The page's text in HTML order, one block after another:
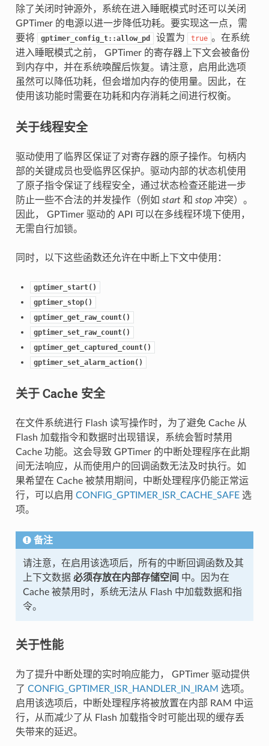
除了关闭时钟源外，系统在进入睡眠模式时还可以关闭
GPTimer 的电源以进一步降低功耗。要实现这一点，需
要将
gptimer_config_t::allow_pd 设置为 true 。在系统
进入睡眠模式之前， GPTimer 的寄存器上下文会被备份
到内存中，并在系统唤醒后恢复。请注意，启用此选项
虽然可以降低功耗，但会增加内存的使用量。因此，在
使用该功能时需要在功耗和内存消耗之间进行权衡。
关于线程安全
驱动使用了临界区保证了对寄存器的原子操作。句柄内
部的关键成员也受临界区保护。驱动内部的状态机使用
了原子指令保证了线程安全，通过状态检查还能进一步
防止一些不合法的并发操作（例如 start和 stop冲突）。
因此， GPTimer 驱动的 API 可以在多线程环境下使用，
无需自行加锁。
同时，以下这些函数还允许在中断上下文中使用：
gptimer_start()
gptimer_stop()
gptimer_get_raw_count()
gptimer_set_raw_count()
gptimer_get_captured_count()
gptimer_set_alarm_action()
关于 Cache 安全
在文件系统进行 Flash 读写操作时，为了避免 Cache 从
Flash 加载指令和数据时出现错误，系统会暂时禁用
Cache 功能。这会导致 GPTimer 的中断处理程序在此期
间无法响应，从而使用户的回调函数无法及时执行。如
果希望在 Cache 被禁用期间，中断处理程序仍能正常运
行，可以启用 CONFIG_GPTIMER_ISR_CACHE_SAFE选
项。
备注
请注意，在启用该选项后，所有的中断回调函数及其
上下文数据 必须存放在内部存储空间 中。因为在
Cache 被禁用时，系统无法从 Flash 中加载数据和指
令。
关于性能
为了提升中断处理的实时响应能力， GPTimer 驱动提供
了 CONFIG_GPTIMER_ISR_HANDLER_IN_IRAM 选项。
启用该选项后，中断处理程序将被放置在内部 RAM 中运
行，从而减少了从 Flash 加载指令时可能出现的缓存丢
失带来的延迟。